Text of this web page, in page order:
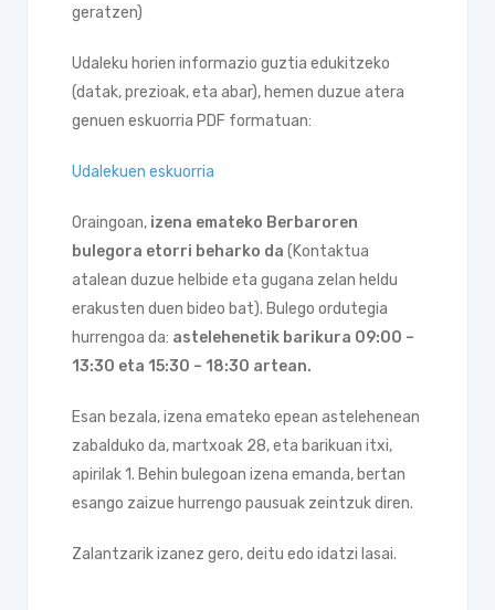
geratzen)
Udaleku horien informazio guztia edukitzeko
(datak, prezioak, eta abar), hemen duzue atera
genuen eskuorria PDF formatuan:
Udalekuen eskuorria
Oraingoan, izena emateko Berbaroren
bulegora etorri beharko da (Kontaktua
atalean duzue helbide eta gugana zelan heldu
erakusten duen bideo bat). Bulego ordutegia
hurrengoa da: astelehenetik barikura 09:00 –
13:30 eta 15:30 – 18:30 artean.
Esan bezala, izena emateko epean astelehenean
zabalduko da, martxoak 28, eta barikuan itxi,
apirilak 1. Behin bulegoan izena emanda, bertan
esango zaizue hurrengo pausuak zeintzuk diren.
Zalantzarik izanez gero, deitu edo idatzi lasai.